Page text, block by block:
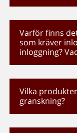
Varför finns
som kräver
inloggning?
Vilka
granskning?